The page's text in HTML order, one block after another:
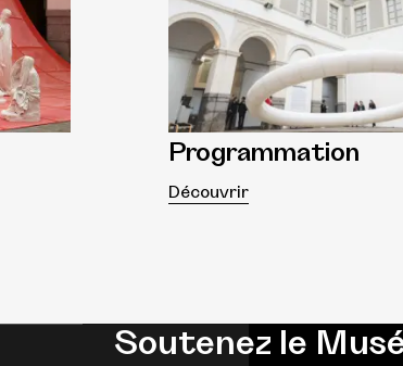
Programmation
Découvrir
Soutenez le